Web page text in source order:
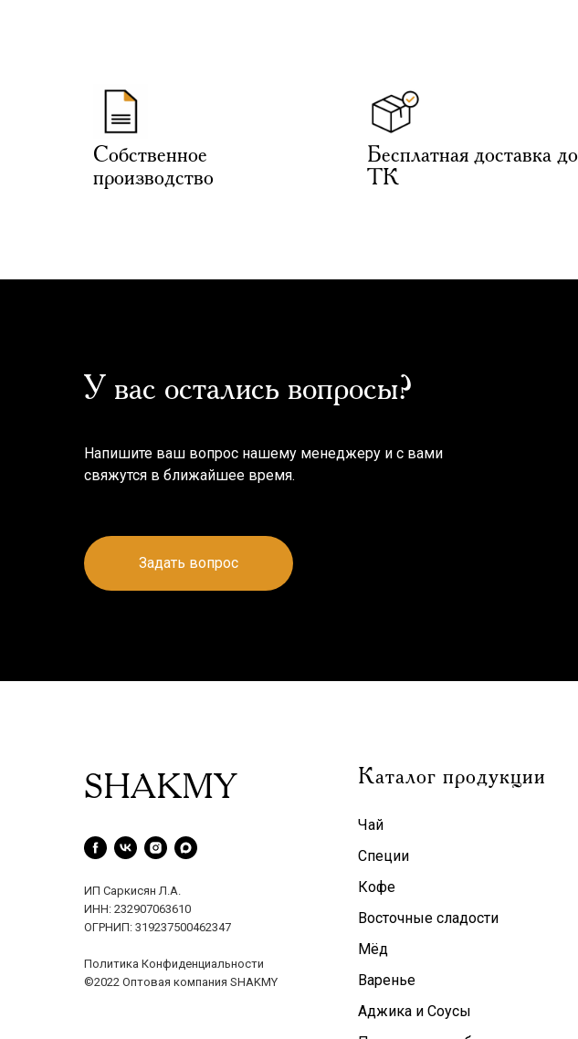
Собственное
производство
Бесплатная доставка до
ТК
У вас остались вопросы?
Напишите ваш вопрос нашему менеджеру и с вами
свяжутся в ближайшее время.
Задать вопрос
SHAKMY
ИП Саркисян Л.А.
ИНН: 232907063610
ОГРНИП: 319237500462347
Политика Конфиденциальности
©2022 Оптовая компания SHAKMY
Каталог продукции
Чай
Специи
Кофе
Восточные сладости
Мёд
Варенье
Аджика и Соусы